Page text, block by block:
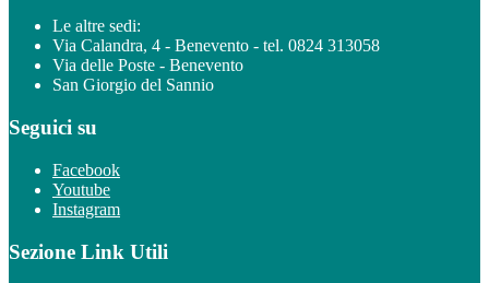
Le altre sedi:
Via Calandra, 4 - Benevento - tel. 0824 313058
Via delle Poste - Benevento
San Giorgio del Sannio
Seguici su
Facebook
Youtube
Instagram
Sezione Link Utili